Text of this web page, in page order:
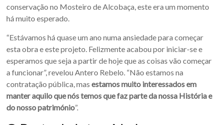
conservação no Mosteiro de Alcobaça, este era um momento
há muito esperado.
“Estávamos há quase um ano numa ansiedade para começar
esta obra e este projeto. Felizmente acabou por iniciar-se e
esperamos que seja a partir de hoje que as coisas vão começar
a funcionar”, revelou Antero Rebelo. “Não estamos na
contratação pública, masestamos muito interessados em
manter aquilo que nós temos que faz parte da nossa História e
do nosso património”.